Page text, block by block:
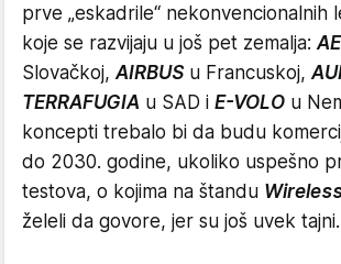
prve „eskadrile“ nekonvencionalnih
koje se razvijaju u još pet zemalja:
Slovačkoj, AIRBUS u Francuskoj,
TERRAFUGIA u SAD i E-VOLO u
koncepti trebalo bi da budu
do 2030. godine, ukoliko uspešno
testova, o kojima na štandu
želeli da govore, jer su još uvek tajni.